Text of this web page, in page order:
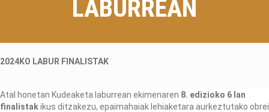
LABURREAN
2024KO LABUR FINALISTAK
Atal honetan Kudeaketa laburrean ekimenaren 8. edizioko 6 lan
finalistakikus ditzakezu, epaimahaiak lehiaketara aurkeztutako obrei